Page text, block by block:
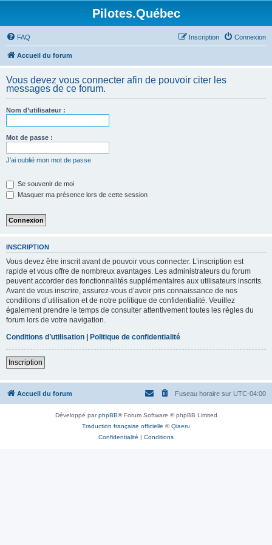
Pilotes.Québec
FAQ Connexion
Inscription
Accueil du forum
Vous devez vous connecter afin de pouvoir citer les
messages de ce forum.
Nom d’utilisateur :
Mot de passe :
J’ai oublié mon mot de passe
Se souvenir de moi
Masquer ma présence lors de cette session
INSCRIPTION
Vous devez être inscrit avant de pouvoir vous connecter. L’inscription est
rapide et vous offre de nombreux avantages. Les administrateurs du forum
peuvent accorder des fonctionnalités supplémentaires aux utilisateurs inscrits.
Avant de vous inscrire, assurez-vous d’avoir pris connaissance de nos
conditions d’utilisation et de notre politique de confidentialité. Veuillez
également prendre le temps de consulter attentivement toutes les règles du
forum lors de votre navigation.
Conditions d’utilisation | Politique de confidentialité
Inscription
Accueil du forum Fuseau horaire sur UTC-04:00
Développé parphpBB® Forum Software © phpBB Limited
Traduction française officielle ©Qiaeru
Confidentialité | Conditions